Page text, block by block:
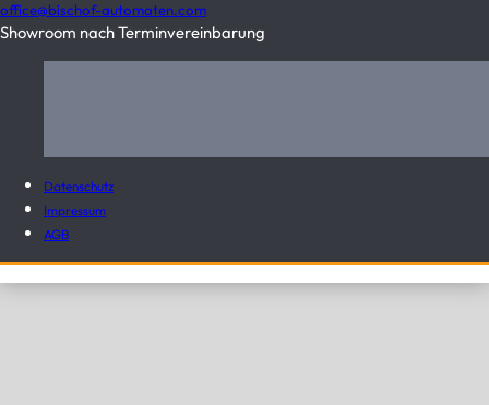
office@bischof-automaten.com
Showroom nach Terminvereinbarung
Datenschutz
Impressum
AGB